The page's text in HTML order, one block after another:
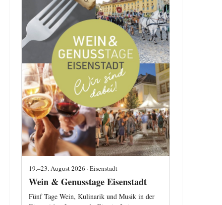
19.–23. August 2026 · Eisenstadt
Wein & Genusstage Eisenstadt
Fünf Tage Wein, Kulinarik und Musik in der